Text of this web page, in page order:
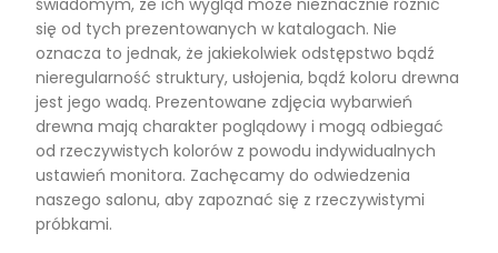
świadomym, że ich wygląd może nieznacznie różnić
się od tych prezentowanych w katalogach. Nie
oznacza to jednak, że jakiekolwiek odstępstwo bądź
nieregularność struktury, usłojenia, bądź koloru drewna
jest jego wadą. Prezentowane zdjęcia wybarwień
drewna mają charakter poglądowy i mogą odbiegać
od rzeczywistych kolorów z powodu indywidualnych
ustawień monitora. Zachęcamy do odwiedzenia
naszego salonu, aby zapoznać się z rzeczywistymi
próbkami.